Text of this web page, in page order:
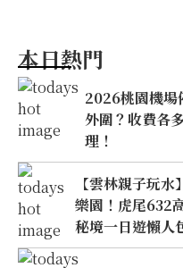
本日熱門
2026桃園機場
外圍？收費各
理！
【雲林親子玩
樂園！虎尾632
秘境一日遊懶人